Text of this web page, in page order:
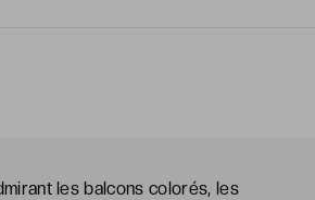
les balcons colorés, les